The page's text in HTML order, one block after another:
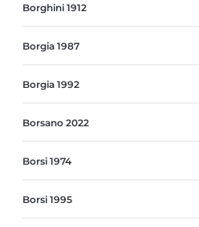
Borghini 1912
Borgia 1987
Borgia 1992
Borsano 2022
Borsi 1974
Borsi 1995